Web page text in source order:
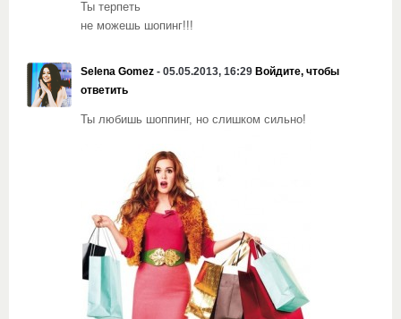
Ты терпеть
не можешь шопинг!!!
Selena Gomez - 05.05.2013, 16:29 Войдите, чтобы
ответить
Ты любишь шоппинг, но слишком сильно!